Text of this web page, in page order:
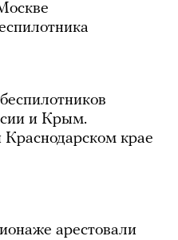
и Крым.
крае
арестовали